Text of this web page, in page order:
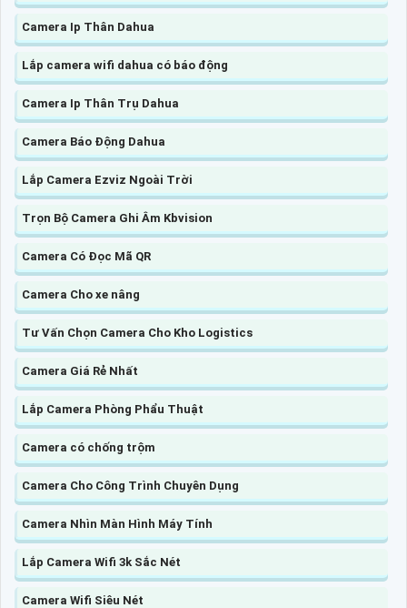
Camera Ip Thân Dahua
Lắp camera wifi dahua có báo động
Camera Ip Thân Trụ Dahua
Camera Báo Động Dahua
Lắp Camera Ezviz Ngoài Trời
Trọn Bộ Camera Ghi Âm Kbvision
Camera Có Đọc Mã QR
Camera Cho xe nâng
Tư Vấn Chọn Camera Cho Kho Logistics
Camera Giá Rẻ Nhất
Lắp Camera Phòng Phẩu Thuật
Camera có chống trộm
Camera Cho Công Trình Chuyên Dụng
Camera Nhìn Màn Hình Máy Tính
Lắp Camera Wifi 3k Sắc Nét
Camera Wifi Siêu Nét